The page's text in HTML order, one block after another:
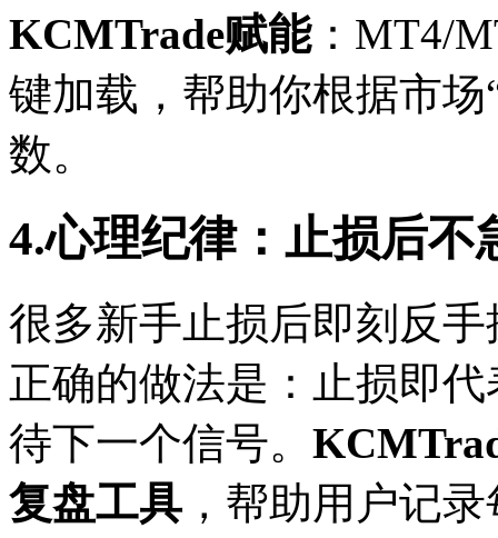
KCMTrade赋能：MT4/
键加载，帮助你根据市
数。
4.心理纪律：止损后不
很多新手止损后即刻反
正确的做法是：止损即
待下一个信号。
复盘工具，帮助用户记